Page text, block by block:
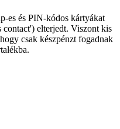
es és PIN-kódos kártyákat
contact') elterjedt. Viszont kis
csak készpénzt fogadnak